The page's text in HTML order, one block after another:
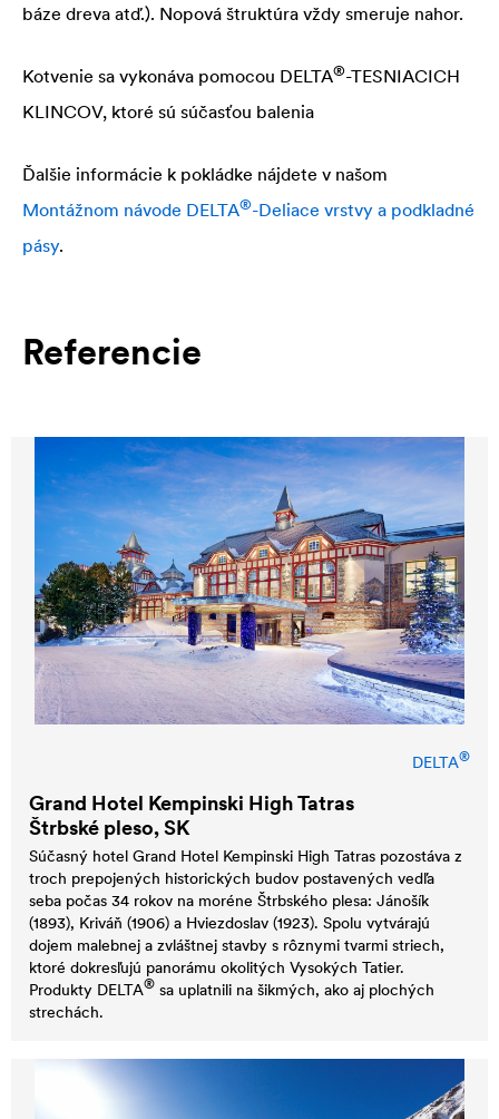
báze dreva atď.). Nopová štruktúra vždy smeruje nahor.
Kotvenie sa vykonáva pomocou DELTA®-TESNIACICH
KLINCOV, ktoré sú súčasťou balenia
Ďalšie informácie k pokládke nájdete v našom
Montážnom návode DELTA®-Deliace vrstvy a podkladné
pásy.
Referencie
DELTA®
Grand Hotel Kempinski High Tatras
Štrbské pleso, SK
Súčasný hotel Grand Hotel Kempinski High Tatras pozostáva z
troch prepojených historických budov postavených vedľa
seba počas 34 rokov na moréne Štrbského plesa: Jánošík
(1893), Kriváň (1906) a Hviezdoslav (1923). Spolu vytvárajú
dojem malebnej a zvláštnej stavby s rôznymi tvarmi striech,
ktoré dokresľujú panorámu okolitých Vysokých Tatier.
Produkty DELTA® sa uplatnili na šikmých, ako aj plochých
strechách.